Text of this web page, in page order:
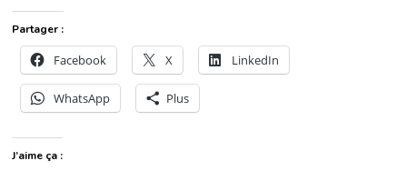
Partager :
Facebook X LinkedIn
WhatsApp Plus
J’aime ça :